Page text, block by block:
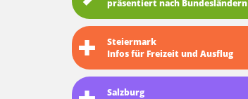
präsentiert nach Bundesländern
Steiermark
Infos für Freizeit und Ausflug
Salzburg